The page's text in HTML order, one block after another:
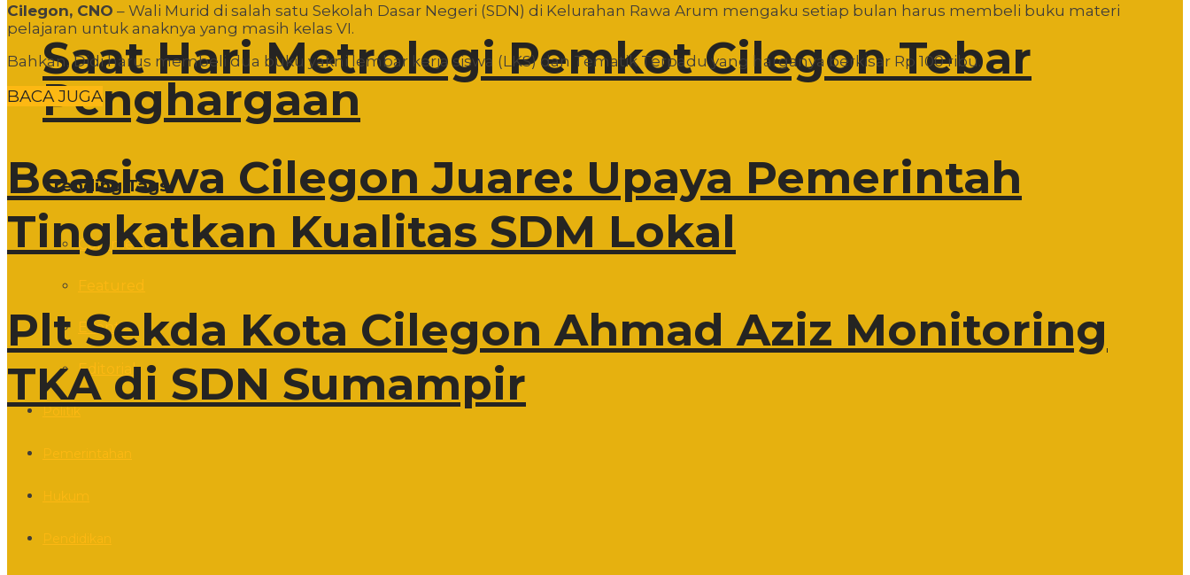
Saat Hari Metrologi Pemkot Cilegon Tebar
Penghargaan
Trending Tags
Commentary
Event
Editorial
Politik
Cilegon, CNO – Wali Murid di salah satu Sekolah Dasar Negeri (SDN) di Kelurahan Rawa Arum mengaku setiap bulan harus membeli buku materi
pelajaran untuk anaknya yang masih kelas VI.
Bahkan, Didi harus membeli dua buku yakni lembar kerja siswa (LKS) dan Tematik Terpadu yang harganya berkisar Rp 100 ribu.
BACA JUGA
Beasiswa Cilegon Juare: Upaya Pemerintah
Tingkatkan Kualitas SDM Lokal
Plt Sekda Kota Cilegon Ahmad Aziz Monitoring
TKA di SDN Sumampir